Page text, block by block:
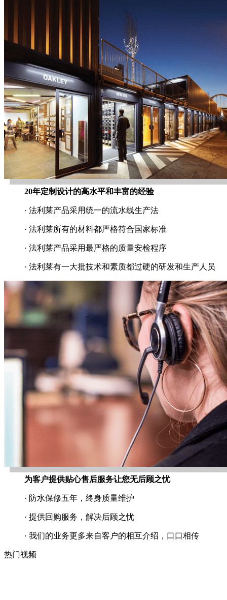
20年定制设计的高水平和丰富的经验
· 法利莱产品采用统一的流水线生产法
· 法利莱所有的材料都严格符合国家标准
· 法利莱产品采用最严格的质量安检程序
· 法利莱有一大批技术和素质都过硬的研发和生产人员
为客户提供贴心售后服务让您无后顾之忧
· 防水保修五年，终身质量维护
· 提供回购服务，解决后顾之忧
· 我们的业务更多来自客户的相互介绍，口口相传
热门视频